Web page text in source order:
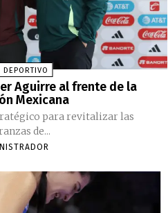
DEPORTIVO
Aguirre al frente de la
Mexicana
para revitalizar las
de...